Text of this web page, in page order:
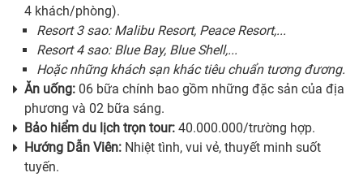
4 khách/phòng).
Resort 3 sao: Malibu Resort, Peace Resort,...
Resort 4 sao: Blue Bay, Blue Shell,...
Hoặc những khách sạn khác tiêu chuẩn tương đương.
Ăn uống: 06 bữa chính bao gồm những đặc sản của địa
phương và 02 bữa sáng.
Bảo hiểm du lịch trọn tour: 40.000.000/trường hợp.
Hướng Dẫn Viên: Nhiệt tình, vui vẻ, thuyết minh suốt
tuyến.